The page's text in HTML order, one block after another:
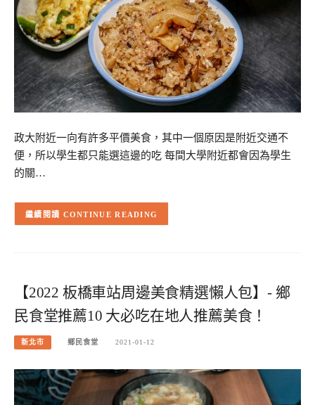
政大附近一向有許多平價美食，其中一個原因是附近交通不
便，所以學生都只能選這邊的吃 每間大學附近都會因為學生
的關…
CONTINUE READING
【2022 板橋車站周邊美食精選懶人包】- 鄉
民食堂推薦10 大必吃在地人推薦美食！
新北市 鄉民食堂 2021-01-12